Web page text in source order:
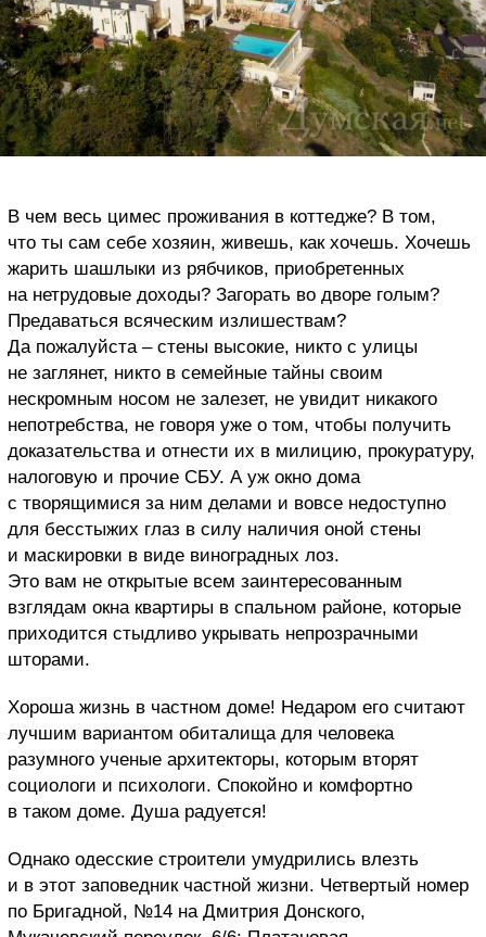
В чем весь цимес проживания в коттедже? В том,
что ты сам себе хозяин, живешь, как хочешь. Хочешь
жарить шашлыки из рябчиков, приобретенных
на нетрудовые доходы? Загорать во дворе голым?
Предаваться всяческим излишествам?
Да пожалуйста – стены высокие, никто с улицы
не заглянет, никто в семейные тайны своим
нескромным носом не залезет, не увидит никакого
непотребства, не говоря уже о том, чтобы получить
доказательства и отнести их в милицию, прокуратуру,
налоговую и прочие СБУ. А уж окно дома
с творящимися за ним делами и вовсе недоступно
для бесстыжих глаз в силу наличия оной стены
и маскировки в виде виноградных лоз.
Это вам не открытые всем заинтересованным
взглядам окна квартиры в спальном районе, которые
приходится стыдливо укрывать непрозрачными
шторами.
Хороша жизнь в частном доме! Недаром его считают
лучшим вариантом обиталища для человека
разумного ученые архитекторы, которым вторят
социологи и психологи. Спокойно и комфортно
в таком доме. Душа радуется!
Однако одесские строители умудрились влезть
и в этот заповедник частной жизни. Четвертый номер
по Бригадной, №14 на Дмитрия Донского,